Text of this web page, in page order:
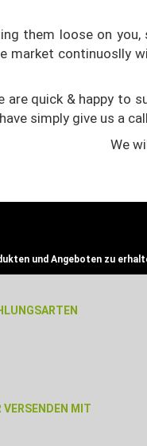
them loose on
market
quick & happy to
simply give us a
We
und Angeboten zu
VERSENDEN MIT